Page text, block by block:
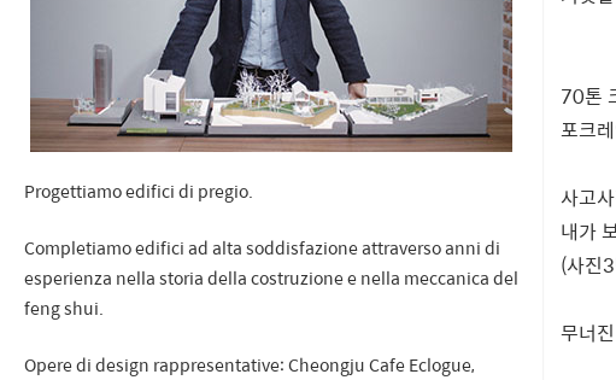
Progettiamo edifici di pregio.
Completiamo edifici ad alta soddisfazione attraverso anni di
esperienza nella storia della costruzione e nella meccanica del
feng shui.
Opere di design rappresentative: Cheongju Cafe Eclogue,
70톤
포크
사고
내가
(사진
무너